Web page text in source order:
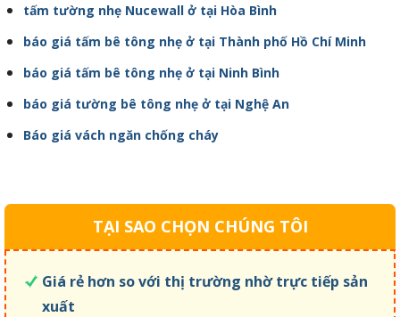
tấm tường nhẹ Nucewall ở tại Hòa Bình
báo giá tấm bê tông nhẹ ở tại Thành phố Hồ Chí Minh
báo giá tấm bê tông nhẹ ở tại Ninh Bình
báo giá tường bê tông nhẹ ở tại Nghệ An
Báo giá vách ngăn chống cháy
TẠI SAO CHỌN CHÚNG TÔI
Giá rẻ hơn so với thị trường nhờ trực tiếp sản
xuất